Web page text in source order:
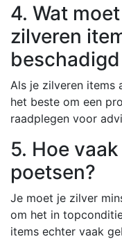
4. Wat
zilveren
Als je zilveren items
het beste om een
raadplegen voor
5. Hoe
poetsen?
Je moet je zilver
om het in
items echter vaak